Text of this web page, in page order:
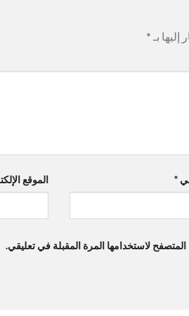
بـ *
* الموقع
لاستخدامها المرة المقبلة في تعليقي.